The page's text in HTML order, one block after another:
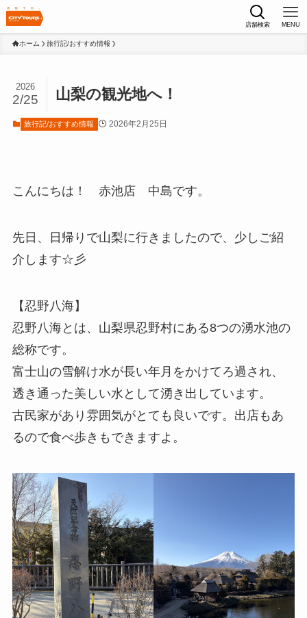
店舗検索 MENU
ホーム 旅行記/おすすめ情報
山梨の観光地へ！
2026
2/25
旅行記/おすすめ情報 2026年2月25日
こんにちは！ 赤池店 中島です。
先日、日帰りで山梨に行きましたので、少しご紹
介します☆彡
【忍野八海】
忍野八海とは、山梨県忍野村にある8つの湧水池の
総称です。
富士山の雪解け水が長い年月をかけてろ過され、
透き通った美しい水として湧き出しています。
古民家があり雰囲気がとても良いです。出店もあ
るので食べ歩きもできますよ。